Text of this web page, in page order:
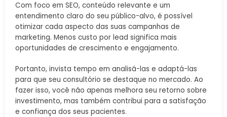
Com foco em SEO, conteúdo relevante e um
entendimento claro do seu público-alvo, é possível
otimizar cada aspecto das suas campanhas de
marketing. Menos custo por lead significa mais
oportunidades de crescimento e engajamento.
Portanto, invista tempo em analisá-las e adaptá-las
para que seu consultório se destaque no mercado. Ao
fazer isso, você não apenas melhora seu retorno sobre
investimento, mas também contribui para a satisfação
e confiança dos seus pacientes.